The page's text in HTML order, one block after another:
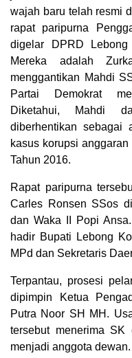
wajah baru telah resmi
rapat paripurna
digelar DPRD
Mereka adalah
menggantikan Mahdi
Partai Demokrat
Diketahui, Mahdi
diberhentikan sebagai
kasus korupsi
Tahun 2016.
Rapat paripurna
Carles Ronsen SSos
dan Waka II Popi
hadir Bupati Lebong
MPd dan Sekretaris
Terpantau, prosesi
dipimpin Ketua
Putra Noor SH MH.
tersebut menerima
menjadi anggota dewan.